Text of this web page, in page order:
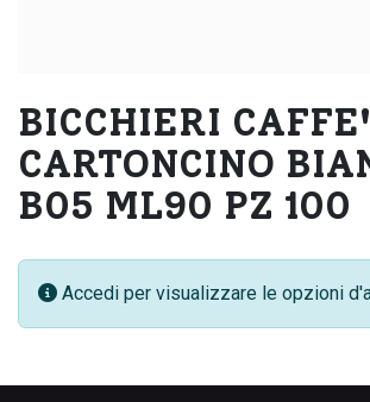
BICCHIERI CAFFE'
CARTONCINO
B05 ML90 PZ 100
Accedi per visualizzare le opzioni